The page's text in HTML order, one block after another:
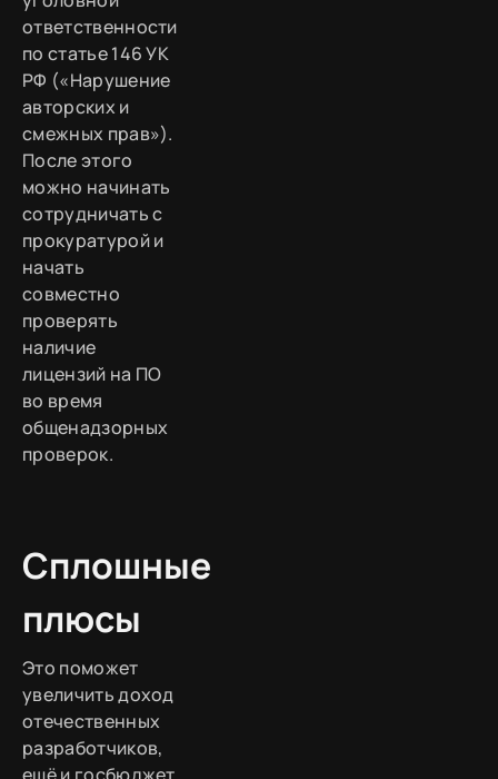
ответственности
по статье 146 УК
РФ («Нарушение
авторских и
смежных прав»).
После этого
можно начинать
сотрудничать с
прокуратурой и
начать
совместно
проверять
наличие
лицензий на ПО
во время
общенадзорных
проверок.
Сплошные
плюсы
Это поможет
увеличить доход
отечественных
разработчиков,